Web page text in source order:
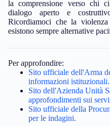
la comprensione verso chi
dialogo aperto e
Ricordiamoci che la
esistono sempre alternative
Per approfondire:
Sito ufficiale dell'Arma
informazioni istituzionali.
Sito dell'Azienda Unità
approfondimenti sui
Sito ufficiale della
per le indagini.